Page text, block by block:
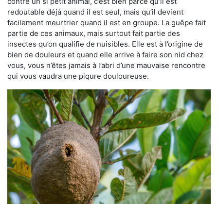
redoutable déjà quand il est seul, mais qu’il devient
facilement meurtrier quand il est en groupe. La guêpe fait
partie de ces animaux, mais surtout fait partie des
insectes qu’on qualifie de nuisibles. Elle est à l’origine de
bien de douleurs et quand elle arrive à faire son nid chez
vous, vous n’êtes jamais à l’abri d’une mauvaise rencontre
qui vous vaudra une piqure douloureuse.